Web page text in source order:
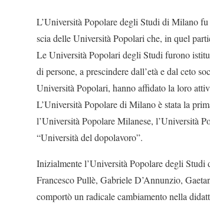
L’Università Popolare degli Studi di Milano
scia delle Università Popolari che, in quel
Le Università Popolari degli Studi furono
di persone, a prescindere dall’età e dal ceto
Università Popolari, hanno affidato la loro
L’Università Popolare di Milano è stata la
l’Università Popolare Milanese, l’Università
“Università del dopolavoro”.
Inizialmente l’Università Popolare degli
Francesco Pullè, Gabriele D’Annunzio,
comportò un radicale cambiamento nella